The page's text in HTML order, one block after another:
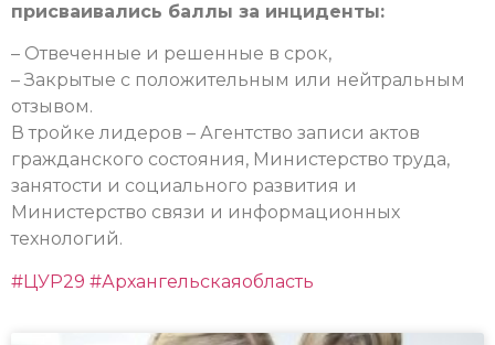
присваивались баллы за инциденты:
– Отвеченные и решенные в срок,
– Закрытые с положительным или нейтральным
отзывом.
В тройке лидеров – Агентство записи актов
гражданского состояния, Министерство труда,
занятости и социального развития и
Министерство связи и информационных
технологий.
#ЦУР29 #Архангельскаяобласть